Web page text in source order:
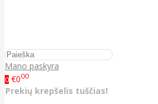
Mano paskyra
0 €000
Prekių krepšelis tuščias!